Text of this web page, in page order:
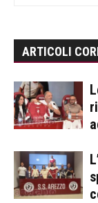
ARTICOLI